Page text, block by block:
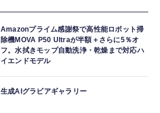
Amazonプライム感謝祭で高性能ロボット掃
除機MOVA P50 Ultraが半額＋さらに5％オ
フ。水拭きモップ自動洗浄・乾燥まで対応ハ
イエンドモデル
生成AIグラビアギャラリー